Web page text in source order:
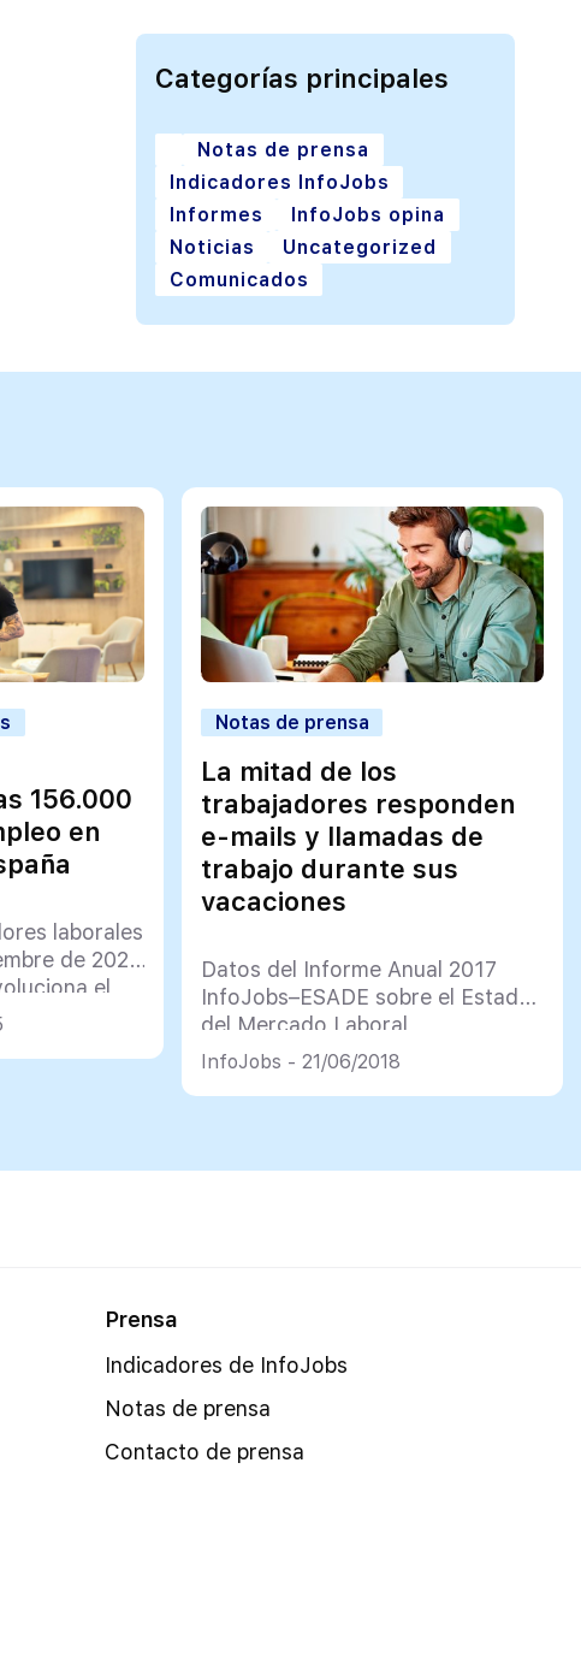
Categorías principales
Notas de prensa
Indicadores InfoJobs
Informes
InfoJobs opina
Noticias
Uncategorized
Comunicados
156.000
en
laborales
de 2024
el
España
Notas de prensa
La mitad de los
trabajadores responden
e-mails y llamadas de
trabajo durante sus
vacaciones
Datos del Informe Anual 2017
InfoJobs–ESADE sobre el Estado
del Mercado Laboral
InfoJobs - 21/06/2018
Prensa
Indicadores de InfoJobs
Notas de prensa
Contacto de prensa